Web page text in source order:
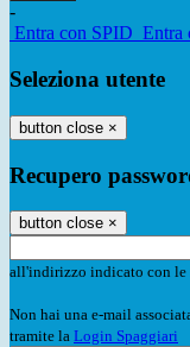
-
Entra con SPID Entra
Seleziona utente
button close ×
Recupero
button close ×
all'indirizzo indicato con le
Non hai una e-mail
tramite la Login Spaggiari